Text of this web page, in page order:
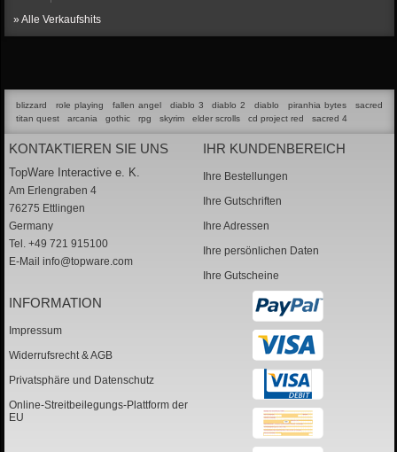
» Alle Verkaufshits
blizzard role playing fallen angel diablo 3 diablo 2 diablo piranhia bytes
sacred
titan quest
arcania gothic rpg skyrim elder scrolls cd project red sacred 4
KONTAKTIEREN SIE UNS
TopWare Interactive e. K.
Am Erlengraben 4
76275 Ettlingen
Germany
Tel. +49 721 915100
E-Mail info@topware.com
IHR KUNDENBEREICH
Ihre Bestellungen
Ihre Gutschriften
Ihre Adressen
Ihre persönlichen Daten
Ihre Gutscheine
INFORMATION
Impressum
Widerrufsrecht & AGB
Privatsphäre und Datenschutz
Online-Streitbeilegungs-Plattform der
EU